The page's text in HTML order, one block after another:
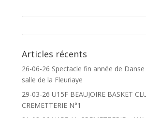
Articles récents
26-06-26 Spectacle fin année de
salle de la Fleuriaye
29-03-26 U15F BEAUJOIRE BASKET
CREMETTERIE N°1